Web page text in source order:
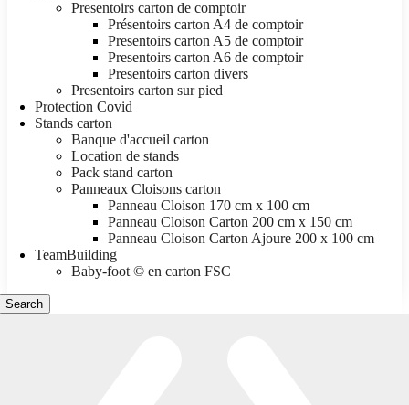
Presentoirs carton de comptoir
Présentoirs carton A4 de comptoir
Presentoirs carton A5 de comptoir
Presentoirs carton A6 de comptoir
Presentoirs carton divers
Presentoirs carton sur pied
Protection Covid
Stands carton
Banque d'accueil carton
Location de stands
Pack stand carton
Panneaux Cloisons carton
Panneau Cloison 170 cm x 100 cm
Panneau Cloison Carton 200 cm x 150 cm
Panneau Cloison Carton Ajoure 200 x 100 cm
TeamBuilding
Baby-foot © en carton FSC
Search